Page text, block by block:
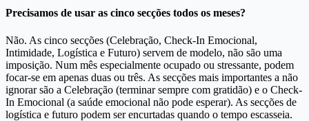
Precisamos de usar as cinco secções todos os meses?
Não. As cinco secções (Celebração, Check-In Emocional,
Intimidade, Logística e Futuro) servem de modelo, não são uma
imposição. Num mês especialmente ocupado ou stressante, podem
focar-se em apenas duas ou três. As secções mais importantes a não
ignorar são a Celebração (terminar sempre com gratidão) e o Check-
In Emocional (a saúde emocional não pode esperar). As secções de
logística e futuro podem ser encurtadas quando o tempo escasseia.